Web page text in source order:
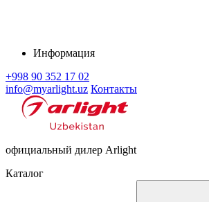
Информация
+998 90 352 17 02
info@myarlight.uz Контакты
официальный дилер Arlight
Каталог